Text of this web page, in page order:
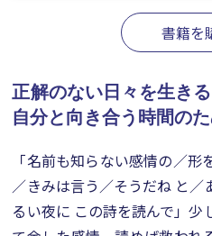
書籍を
正解のない日々を生き
自分と向き合う時間のた
「名前も知らない感情の／
／きみは言う／そうだね と
るい夜に この詩を読んで」